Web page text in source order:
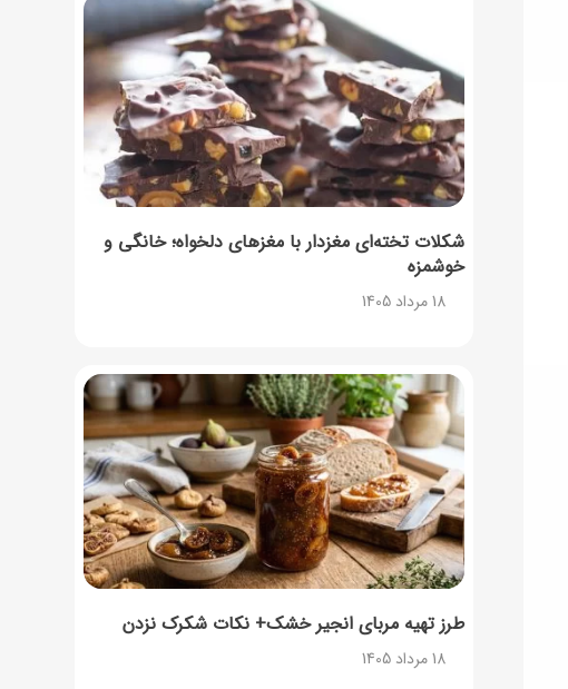
شکلات تخته‌ای مغزدار با مغزهای دلخواه؛ خانگی و
خوشمزه
18 مرداد 1405
طرز تهیه مربای انجیر خشک+ نکات شکرک نزدن
18 مرداد 1405